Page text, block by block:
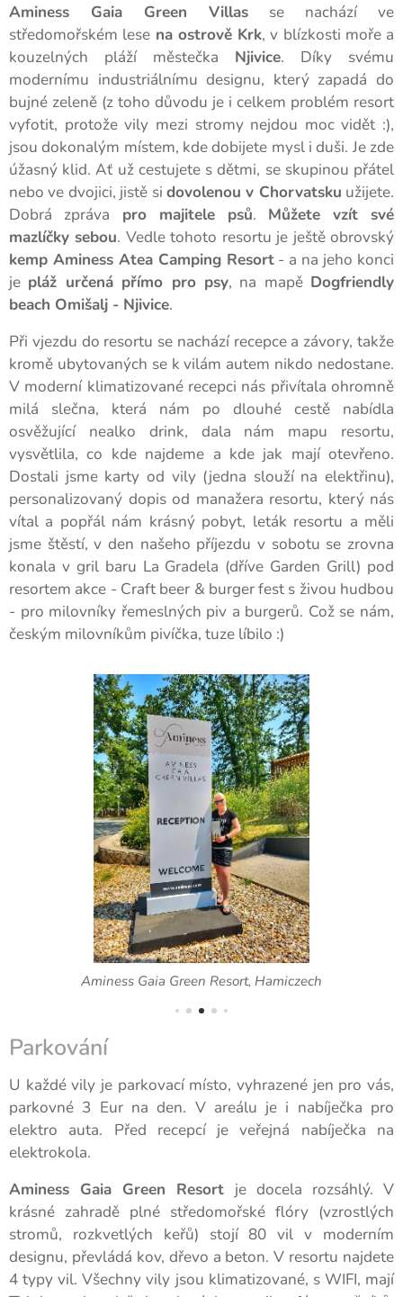
Aminess Gaia Green Villas se nachází ve
středomořském lese na ostrově Krk, v blízkosti moře a
kouzelných pláží městečka Njivice. Díky svému
modernímu industriálnímu designu, který zapadá do
bujné zeleně (z toho důvodu je i celkem problém resort
vyfotit, protože vily mezi stromy nejdou moc vidět :),
jsou dokonalým místem, kde dobijete mysl i duši. Je zde
úžasný klid. Ať už cestujete s dětmi, se skupinou přátel
nebo ve dvojici, jistě si dovolenou v Chorvatsku užijete.
Dobrá zpráva pro majitele psů. Můžete vzít své
mazlíčky sebou. Vedle tohoto resortu je ještě obrovský
kemp Aminess Atea Camping Resort- a na jeho konci
je pláž určená přímo pro psy, na mapě Dogfriendly
beach Omišalj - Njivice.
Při vjezdu do resortu se nachází recepce a závory, takže
kromě ubytovaných se k vilám autem nikdo nedostane.
V moderní klimatizované recepci nás přivítala ohromně
milá slečna, která nám po dlouhé cestě nabídla
osvěžující nealko drink, dala nám mapu resortu,
vysvětlila, co kde najdeme a kde jak mají otevřeno.
Dostali jsme karty od vily (jedna slouží na elektřinu),
personalizovaný dopis od manažera resortu, který nás
vítal a popřál nám krásný pobyt, leták resortu a měli
jsme štěstí, v den našeho příjezdu v sobotu se zrovna
konala v gril baru La Gradela (dříve Garden Grill) pod
resortem akce - Craft beer & burger fest s živou hudbou
- pro milovníky řemeslných piv a burgerů. Což se nám,
českým milovníkům pivíčka, tuze líbilo :)
Aminess Gaia Green Resort, Hamiczech
Parkování
U každé vily je parkovací místo, vyhrazené jen pro vás,
parkovné 3 Eur na den. V areálu je i nabíječka pro
elektro auta. Před recepcí je veřejná nabíječka na
elektrokola.
Aminess Gaia Green Resort je docela rozsáhlý. V
krásné zahradě plné středomořské flóry (vzrostlých
stromů, rozkvetlých keřů) stojí 80 vil v moderním
designu, převládá kov, dřevo a beton. V resortu najdete
4 typy vil. Všechny vily jsou klimatizované, s WIFI, mají